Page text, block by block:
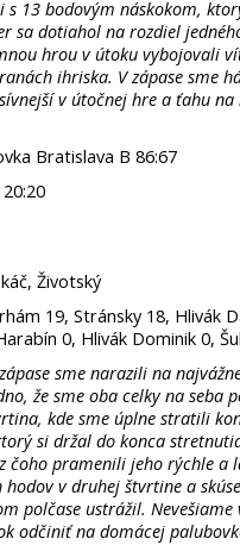
s 13 bodovým náskokom,
sa dotiahol na rozdiel
hrou v útoku vybojovali
ihriska. V zápase sme
v útočnej hre a ťahu
Bratislava B 86:67
Životský
19, Stránsky 18, Hlivák
0, Hlivák Dominik 0,
sme narazili na
že sme oba celky na seba
kde sme úplne stratili
si držal do konca
čoho pramenili jeho rýchle a
v druhej štvrtine a
polčase ustrážil.
odčiniť na domácej